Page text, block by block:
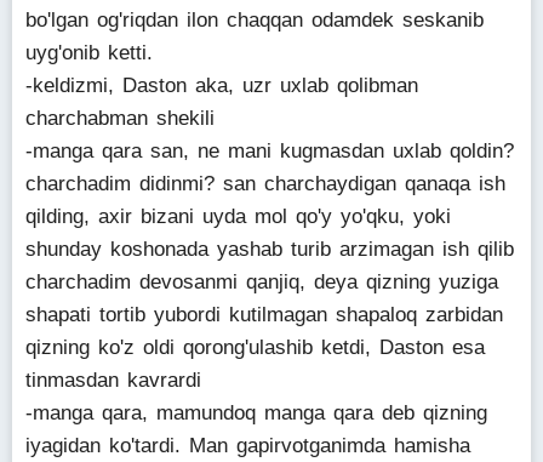
bo'lgan og'riqdan ilon chaqqan odamdek seskanib
uyg'onib ketti.
-keldizmi, Daston aka, uzr uxlab qolibman
charchabman shekili
-manga qara san, ne mani kugmasdan uxlab qoldin?
charchadim didinmi? san charchaydigan qanaqa ish
qilding, axir bizani uyda mol qo'y yo'qku, yoki
shunday koshonada yashab turib arzimagan ish qilib
charchadim devosanmi qanjiq, deya qizning yuziga
shapati tortib yubordi kutilmagan shapaloq zarbidan
qizning ko'z oldi qorong'ulashib ketdi, Daston esa
tinmasdan kavrardi
-manga qara, mamundoq manga qara deb qizning
iyagidan ko'tardi. Man gapirvotganimda hamisha